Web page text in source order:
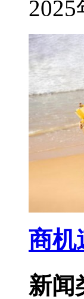
2025
商机
新闻